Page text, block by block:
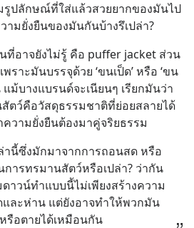
รูปลักษณ์ที่ใส่แล้วสวยยากของมันไป
ามยั่งยืนของมันกันบ้างรึเปล่า?
ที่อาจยังไม่รู้ คือ puffer jacket ส่วน
ราะมันบรรจุด้วย ‘ขนเป็ด’ หรือ ‘ขน
ม้บางแบรนด์จะเนียนๆ เรียกมันว่า
ตว์คือวัสดุธรรมชาติที่ย่อยสลายได้
ความยั่งยืนต้องมาคู่จริยธรรม
ล่านี้ซึ่งมักมาจากการถอนสด หรือ
ารทรมานสัตว์หรือเปล่า? ว่ากัน
าวน์ทำแบบนี้ไม่เพียงสร้างความ
และห่าน แต่ยังอาจทำให้พวกมัน
รือตายได้เหมือนกัน